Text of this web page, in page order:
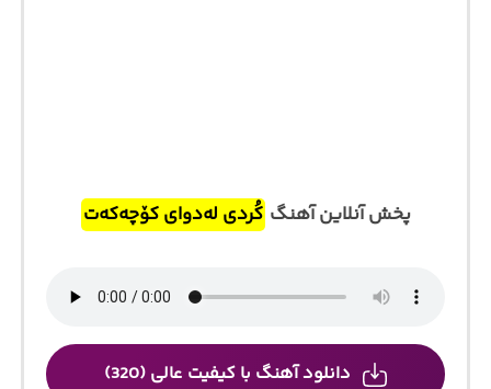
پخش آنلاین آهنگ کُردی لەدوای کۆچەکەت
دانلود آهنگ با کیفیت عالی (320)